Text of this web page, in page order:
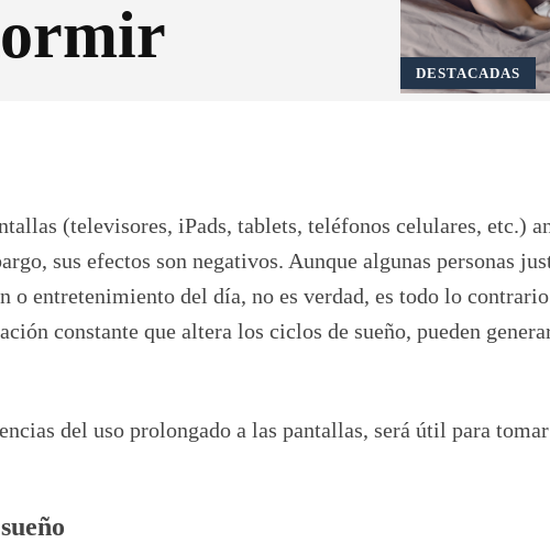
DESTACADAS
(televisores, iPads, tablets, teléfonos celulares, etc.)
sus efectos son negativos. Aunque algunas personas
o entretenimiento del día, no es verdad, es todo lo
constante que altera los ciclos de sueño, pueden
del uso prolongado a las pantallas, será útil para